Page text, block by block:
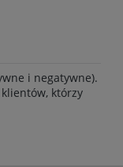
i negatywne).
którzy